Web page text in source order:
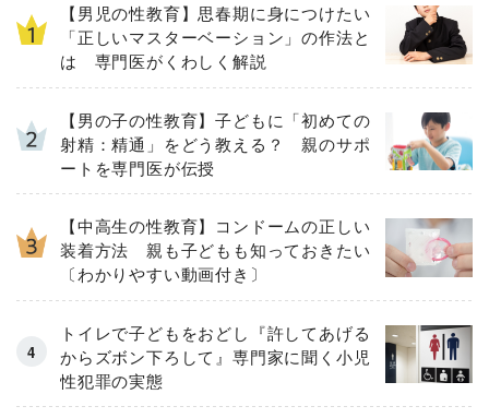
【男児の性教育】思春期に身につけたい
「正しいマスターベーション」の作法と
は 専門医がくわしく解説
【男の子の性教育】子どもに「初めての
射精：精通」をどう教える？ 親のサポ
ートを専門医が伝授
【中高生の性教育】コンドームの正しい
装着方法 親も子どもも知っておきたい
〔わかりやすい動画付き〕
トイレで子どもをおどし『許してあげる
からズボン下ろして』専門家に聞く小児
性犯罪の実態